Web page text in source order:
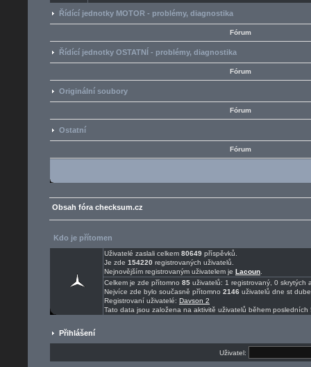
Řídící jednotky MOTOR - problémy, diagnostika
Fórum
Řídící jednotky OSTATNÍ - problémy, diagnostika
Fórum
Originální soubory
Fórum
Ostatní
Fórum
Obsah fóra checksum.cz
Kdo je přítomen
Uživatelé zaslali celkem 80649 příspěvků.
Je zde 154220 registrovaných uživatelů.
Nejnovějším registrovaným uživatelem je Lacoun
Celkem je zde přítomno 85 uživatelů: 1 registrovaný, 0
Nejvíce zde bylo současně přítomno 2146 uživatelů dne st
Registrovaní uživatelé: Davson 2
Tato data jsou založena na aktivitě uživatelů během posledních
Přihlášení
Uživatel: